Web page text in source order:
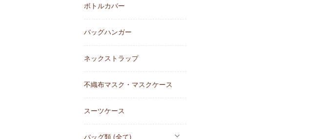
ボトルカバー
バッグハンガー
ネックストラップ
不織布マスク・マスクケース
スーツケース
バッグ類 (全て)